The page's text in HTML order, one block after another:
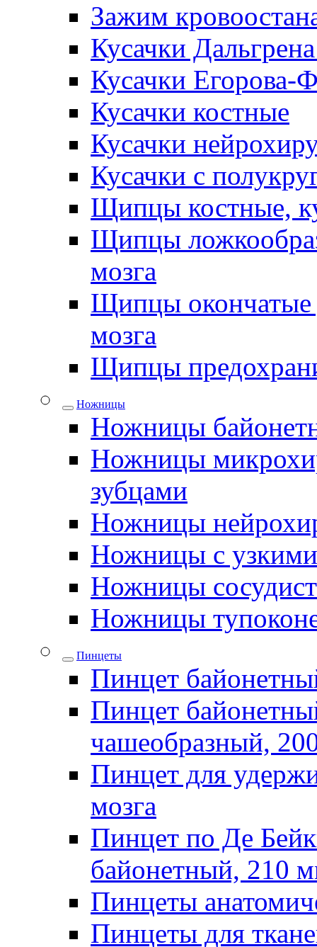
Зажим
Кусачки
Кусачки Егорова-
Кусачки костные
Кусачки
Кусачки с
Щипцы костные,
Щипцы
мозга
Щипцы окончатые
мозга
Щипцы
Ножницы
Ножницы
Ножницы
зубцами
Ножницы
Ножницы с узкими
Ножницы
Ножницы
Пинцеты
Пинцет
Пинцет
чашеобразный,
Пинцет для
мозга
Пинцет по Де
байонетный, 210
Пинцеты
Пинцеты для